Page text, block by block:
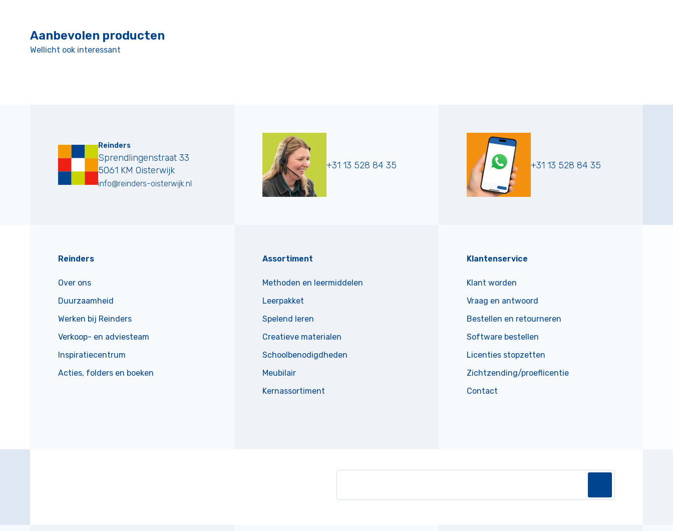
Aanbevolen producten
Wellicht ook interessant
Reinders
Sprendlingenstraat 33
5061 KM Oisterwijk
info@reinders-oisterwijk.nl
+31 13 528 84 35 +31 13 528 84 35
Reinders
Over ons
Duurzaamheid
Werken bij Reinders
Verkoop- en adviesteam
Inspiratiecentrum
Acties, folders en boeken
Assortiment
Methoden en leermiddelen
Leerpakket
Spelend leren
Creatieve materialen
Schoolbenodigdheden
Meubilair
Kernassortiment
Klantenservice
Klant worden
Vraag en antwoord
Bestellen en retourneren
Software bestellen
Licenties stopzetten
Zichtzending/proeflicentie
Contact